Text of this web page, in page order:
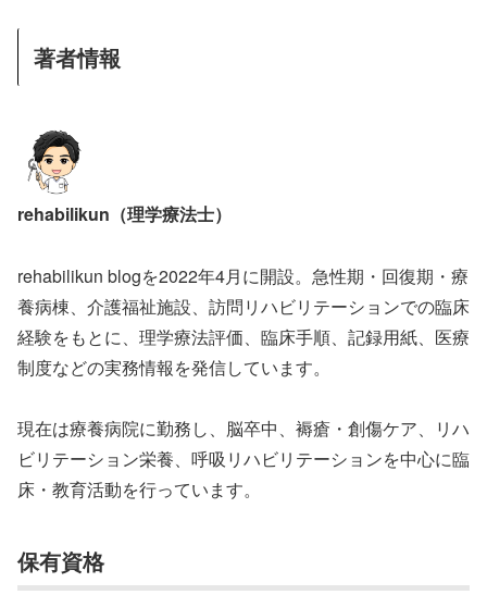
著者情報
rehabilikun（理学療法士）
rehabilikun blogを2022年4月に開設。急性期・回復期・療
養病棟、介護福祉施設、訪問リハビリテーションでの臨床
経験をもとに、理学療法評価、臨床手順、記録用紙、医療
制度などの実務情報を発信しています。
現在は療養病院に勤務し、脳卒中、褥瘡・創傷ケア、リハ
ビリテーション栄養、呼吸リハビリテーションを中心に臨
床・教育活動を行っています。
保有資格